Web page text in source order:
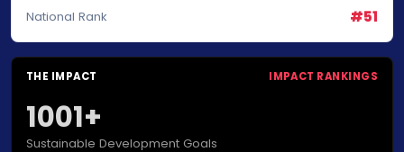
National Rank #51
THE IMPACT IMPACT RANKINGS
1001+
Sustainable Development Goals